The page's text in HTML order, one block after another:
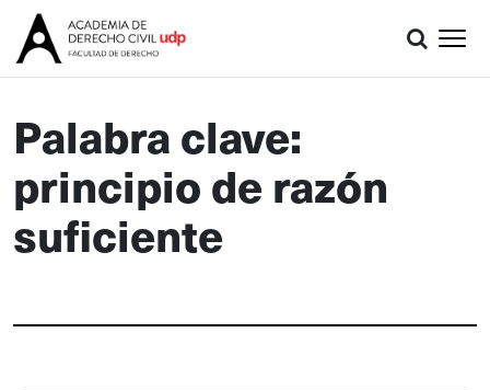
Palabra clave:
principio de razón
suficiente